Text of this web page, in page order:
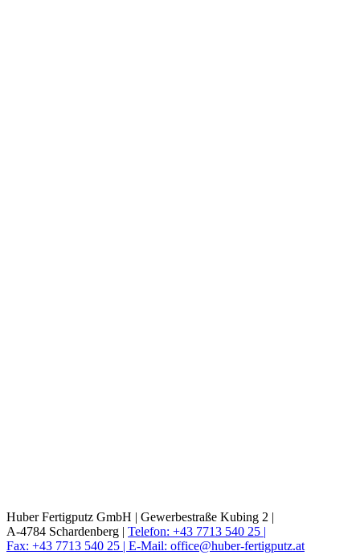
Huber Fertigputz GmbH | Gewerbestraße Kubing 2 |
A-4784 Schardenberg | Telefon: +43 7713 540 25 |
Fax: +43 7713 540 25 | E-Mail: office@huber-fertigputz.at